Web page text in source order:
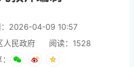
：2026-04-09 10:57
人民政府
阅读： 1528